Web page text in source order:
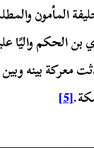
المأمون
الحكم واليًا
معركة بينه
[5]